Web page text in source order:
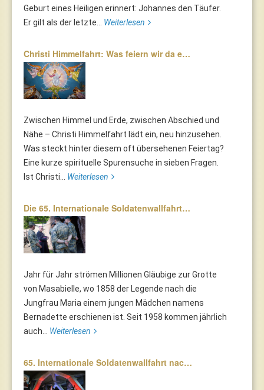
Geburt eines Heiligen erinnert: Johannes den Täufer.
Er gilt als der letzte... Weiterlesen
Christi Himmelfahrt: Was feiern wir da e…
Zwischen Himmel und Erde, zwischen Abschied und
Nähe – Christi Himmelfahrt lädt ein, neu hinzusehen.
Was steckt hinter diesem oft übersehenen Feiertag?
Eine kurze spirituelle Spurensuche in sieben Fragen.
Ist Christi... Weiterlesen
Die 65. Internationale Soldatenwallfahrt…
Jahr für Jahr strömen Millionen Gläubige zur Grotte
von Masabielle, wo 1858 der Legende nach die
Jungfrau Maria einem jungen Mädchen namens
Bernadette erschienen ist. Seit 1958 kommen jährlich
auch... Weiterlesen
65. Internationale Soldatenwallfahrt nac…